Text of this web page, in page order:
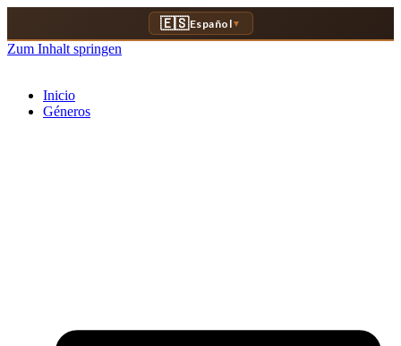
🇪🇸Español▼
Zum Inhalt springen
Inicio
Géneros